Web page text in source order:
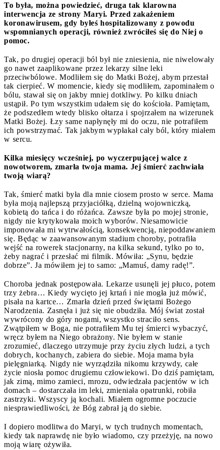
To była, można powiedzieć, druga tak klarowna
interwencja ze strony Maryi. Przed zakażeniem
koronawirusem, gdy byłeś hospitalizowany z powodu
wspomnianych operacji, również zwróciłeś się do Niej o
pomoc.
Tak, po drugiej operacji ból był nie zniesienia, nie niwelowały
go nawet zaaplikowane przez lekarzy silne leki
przeciwbólowe. Modliłem się do Matki Bożej, abym przestał
tak cierpieć. W momencie, kiedy się modliłem, zapominałem o
bólu, stawał się on jakby mniej dotkliwy. Po kilku dniach
ustąpił. Po tym wszystkim udałem się do kościoła. Pamiętam,
że podszedłem wtedy blisko ołtarza i spojrzałem na wizerunek
Matki Bożej. Łzy same napłynęły mi do oczu, nie potrafiłem
ich powstrzymać. Tak jakbym wypłakał cały ból, który miałem
w sercu.
Kilka miesięcy wcześniej, po wyczerpującej walce z
nowotworem, zmarła twoja mama. Jej śmierć zachwiała
twoją wiarą?
Tak, śmierć matki była dla mnie ciosem prosto w serce. Mama
była moją najlepszą przyjaciółką, dzielną wojowniczką,
kobietą do tańca i do różańca. Zawsze była po mojej stronie,
nigdy nie krytykowała moich wyborów. Niesamowicie
imponowała mi wytrwałością, konsekwencją, niepoddawaniem
się. Będąc w zaawansowanym stadium choroby, potrafiła
wejść na rowerek stacjonarny, na kilka sekund, tylko po to,
żeby nagrać i przesłać mi filmik. Mówiła: „Synu, będzie
dobrze”. Ja mówiłem jej to samo: „Mamuś, damy radę!”.
Choroba jednak postępowała. Lekarze usunęli jej płuco, potem
trzy żebra… Kiedy wycięto jej krtań i nie mogła już mówić,
pisała na kartce… Zmarła dzień przed świętami Bożego
Narodzenia. Zasnęła i już się nie obudziła. Mój świat został
wywrócony do góry nogami, wszystko straciło sens.
Zwątpiłem w Boga, nie potrafiłem Mu tej śmierci wybaczyć,
wręcz byłem na Niego obrażony. Nie byłem w stanie
zrozumieć, dlaczego utrzymuje przy życiu złych ludzi, a tych
dobrych, kochanych, zabiera do siebie. Moja mama była
pielęgniarką. Nigdy nie wyrządziła nikomu krzywdy, całe
życie niosła pomoc drugiemu człowiekowi. Do dziś pamiętam,
jak zimą, mimo zamieci, mrozu, odwiedzała pacjentów w ich
domach – dostarczała im leki, zmieniała opatrunki, robiła
zastrzyki. Wszyscy ją kochali. Miałem ogromne poczucie
niesprawiedliwości, że Bóg zabrał ją do siebie.
I dopiero modlitwa do Maryi, w tych trudnych momentach,
kiedy tak naprawdę nie było wiadomo, czy przeżyję, na nowo
moją wiarę ożywiła.